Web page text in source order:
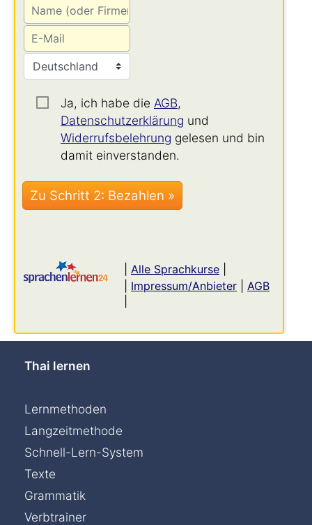
Ja, ich habe die AGB,
Datenschutzerklärung und
Widerrufsbelehrung gelesen und bin
damit einverstanden.
Alle Sprachkurse
Impressum/Anbieter
AGB
Thai lernen
Lernmethoden
Langzeitmethode
Schnell-Lern-System
Texte
Grammatik
Verbtrainer